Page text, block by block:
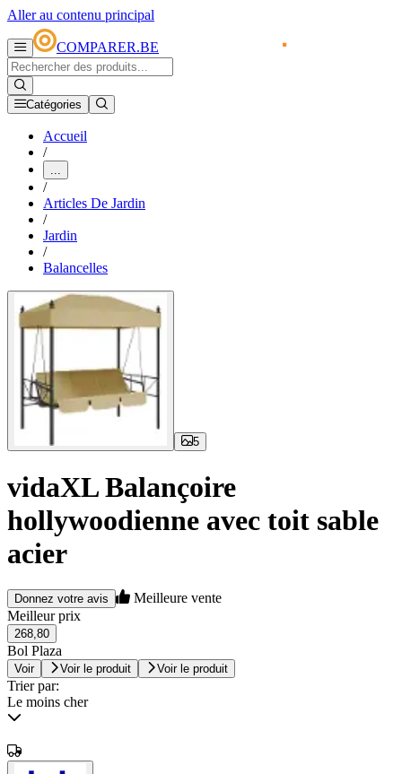
Aller au contenu principal
COMPARER.BE
Catégories
Accueil
/
...
/
Articles De Jardin
/
Jardin
/
Balancelles
5
vidaXL Balançoire
hollywoodienne avec toit sable
acier
Donnez votre avis
Meilleure vente
Meilleur prix
268,80
Bol Plaza
Voir Voir le produit Voir le produit
Trier par:
Le moins cher